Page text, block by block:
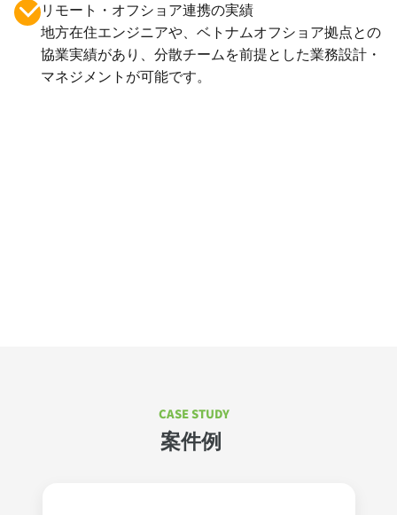
リモート・オフショア連携の実績
地方在住エンジニアや、ベトナムオフショア拠点との
協業実績があり、分散チームを前提とした業務設計・
マネジメントが可能です。
案件例
CASE STUDY